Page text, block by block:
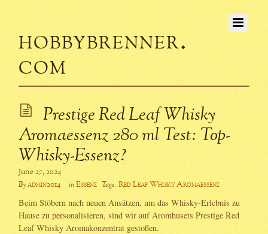
hobbybrenner.
com
Prestige Red Leaf Whisky
Aromaessenz 280 ml Test: Top-
Whisky-Essenz?
June 27, 2024
Byadmin2014 inEssenz Tags: Red Leaf Whisky Aromaessenz
Beim Stöbern nach neuen Ansätzen, um das Whisky-Erlebnis zu
Hause zu personalisieren, sind wir auf Aromhusets Prestige Red
Leaf Whisky Aromakonzentrat gestoßen.